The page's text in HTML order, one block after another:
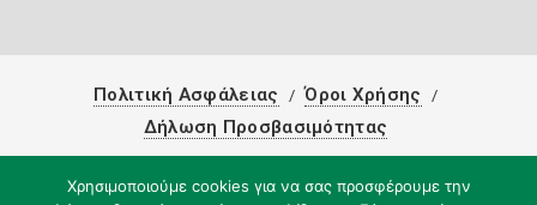
Πολιτική Ασφάλειας
Όροι Χρήσης
Δήλωση Προσβασιμότητας
Χρησιμοποιούμε cookies για να σας προσφέρουμε την